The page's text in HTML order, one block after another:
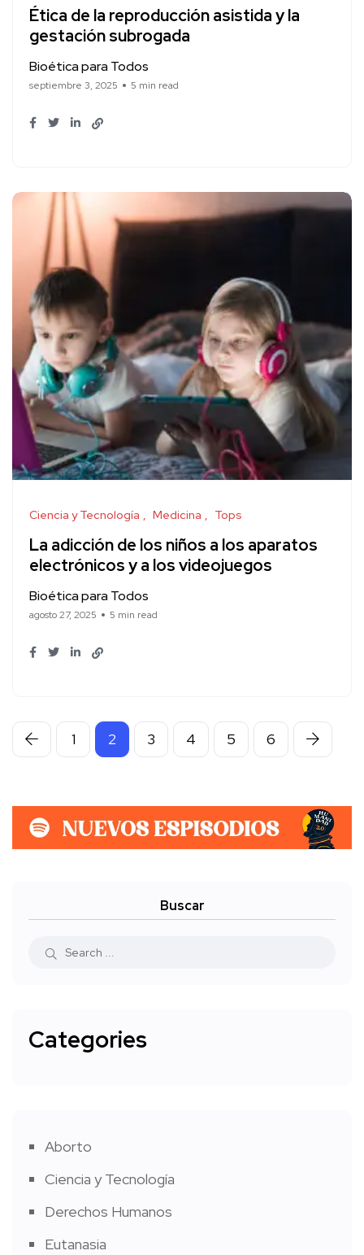
Ética de la reproducción asistida y la
gestación subrogada
Bioética para Todos
septiembre 3, 2025 5 min read
Ciencia y Tecnología Medicina Tops
La adicción de los niños a los aparatos
electrónicos y a los videojuegos
Bioética para Todos
agosto 27, 2025 5 min read
1 2 3 4 5 6
Buscar
Categories
Aborto
Ciencia y Tecnología
Derechos Humanos
Eutanasia